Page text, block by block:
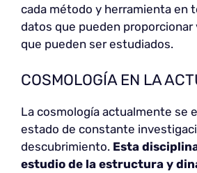
cada método y herramienta en
datos que pueden
que pueden ser estudiados.
COSMOLOGÍA EN LA
La cosmología actualmente se
estado de constante
descubrimiento. Esta
estudio de la estructura y